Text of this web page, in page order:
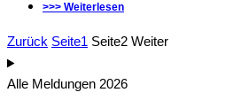
>>> Weiterlesen
Zurück Seite1 Seite2 Weiter
Alle Meldungen 2026